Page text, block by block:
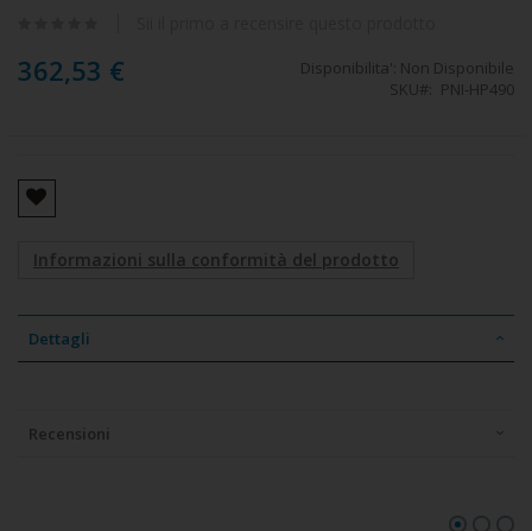
362,53 € Disponibilita': Non Disponibile
SKU
PNI-HP490
Informazioni sulla conformità del prodotto
Dettagli
Recensioni